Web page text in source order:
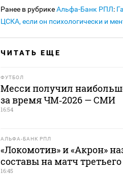
Ранее в рубрикеАльфа-Банк РПЛ:
ЦСКА, если он психологически и
ЧИТАТЬ ЕЩЕ
ФУТБОЛ
Месси получил
за время ЧМ‑2026 — СМИ
16:54
АЛЬФА-БАНК РПЛ
«Локомотив» и «Акрон»
составы на матч
16:45